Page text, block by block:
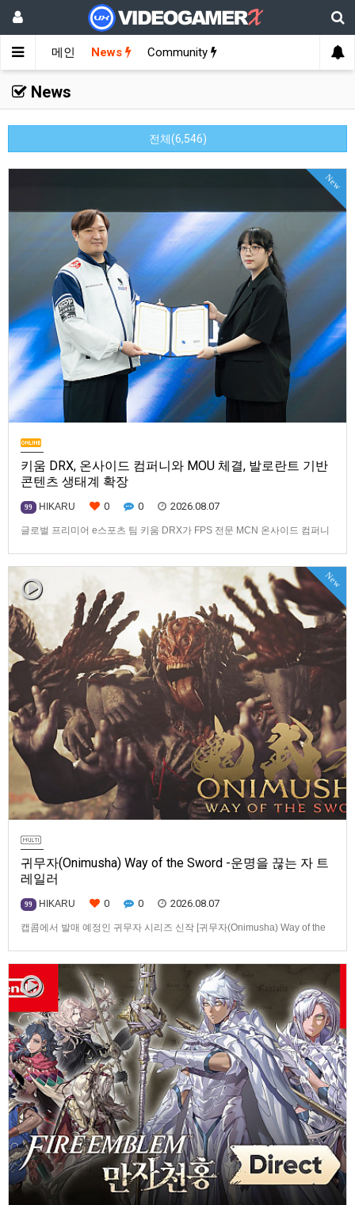
메인 News Community
News
전체(6,546)
New
키움 DRX, 온사이드 컴퍼니와 MOU 체결, 발로란트 기반
콘텐츠 생태계 확장
99 HIKARU 0 0 2026.08.07
글로벌 프리미어 e스포츠 팀 키움 DRX가 FPS 전문 MCN 온사이드 컴퍼니
문화 산업 저변 확대 및 콘텐츠 강화를 위한 업무 협약(MOU)을 체결했다고
밝혔다. 이날 협약식에는 키움 DRX 양선일 대표이사, …
New
귀무자(Onimusha) Way of the Sword -운명을 끊는 자 트
레일러
99 HIKARU 0 0 2026.08.07
캡콤에서 발매 예정인 귀무자 시리즈 신작 [귀무자(Onimusha) Way of the